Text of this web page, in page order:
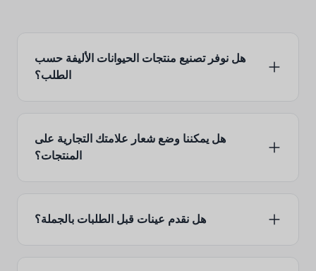
هل نوفر تصنيع منتجات الحيوانات الأليفة حسب
الطلب؟
هل يمكننا وضع شعار علامتك التجارية على
المنتجات؟
هل نقدم عينات قبل الطلبات بالجملة؟